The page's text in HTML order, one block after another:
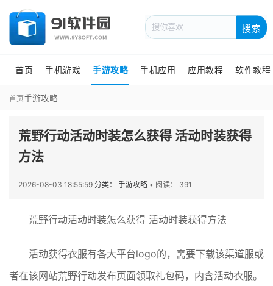
搜索
首页 手机游戏 手游攻略 手机应用 应用教程 软件教程
首页手游攻略
荒野行动活动时装怎么获得 活动时装获得
方法
2026-08-03 18:55:59 分类： 手游攻略 • 阅读： 391
荒野行动活动时装怎么获得 活动时装获得方法
活动获得衣服有各大平台logo的，需要下载该渠道服或
者在该网站荒野行动发布页面领取礼包码，内含活动衣服。